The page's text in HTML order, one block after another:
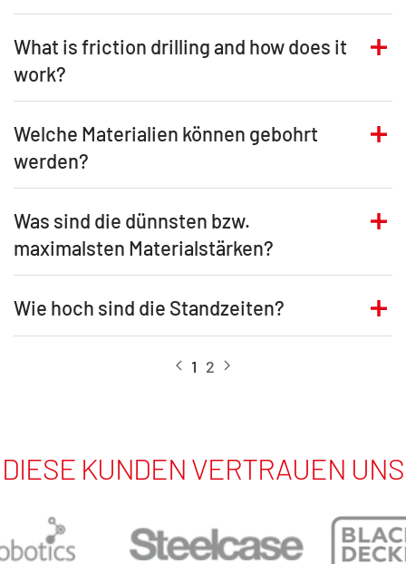
What is friction drilling and how does it
work?
Welche Materialien können gebohrt
werden?
Was sind die dünnsten bzw.
maximalsten Materialstärken?
Wie hoch sind die Standzeiten?
1 2
DIESE KUNDEN VERTRAUEN UNS